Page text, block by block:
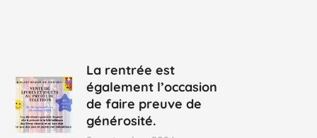
La rentrée est
également l’occasion
de faire preuve de
générosité.